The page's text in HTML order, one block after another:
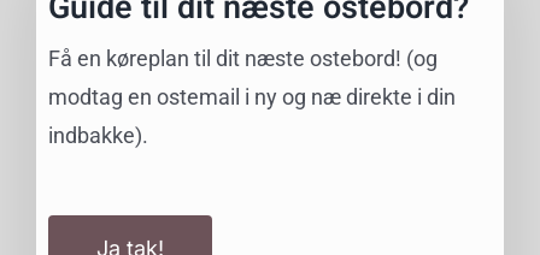
Få en køreplan til dit næste ostebord! (og
modtag en ostemail i ny og næ direkte i din
indbakke).
Ja tak!